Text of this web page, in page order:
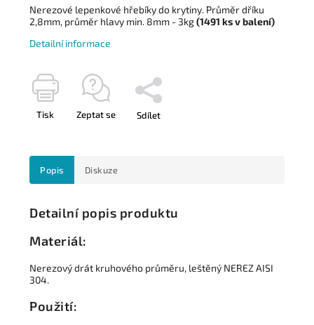
Nerezové lepenkové hřebíky do krytiny. Průměr dříku
2,8mm, průměr hlavy min. 8mm - 3kg(1491 ksv balení)
Detailní informace
Tisk Zeptat se Sdílet
Popis Diskuze
Detailní popis produktu
Materiál:
Nerezový drát kruhového průměru, leštěný NEREZ AISI
304.
Použití: